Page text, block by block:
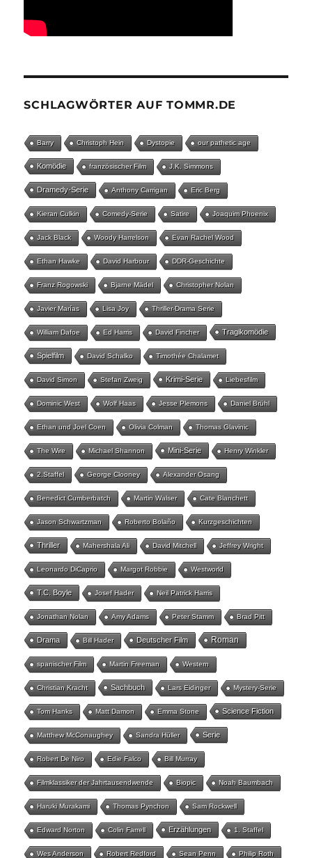
SCHLAGWÖRTER AUF TOMMR.DE
Barry Christoph Hein Dystopie our pathetic age
Komödie französischer Film J.K. Simmons
Dramedy-Serie Anthony Carrigan Eric Berg
Kieran Culkin Comedy-Serie Satire Joaquim Phoenix
Jack Black Woody Harrelson Evan Rachel Wood
Ethan Hawke David Harbour DDR-Geschichte
Franz Rogowski Bjarne Mädel Christopher Nolan
Javier Marías Lisa Joy Thriller-Drama Serie
William Dafoe Ed Harris David Fincher Tragikomödie
Spielfilm David Schalko Timothée Chalamet
David Simon Stefan Zweig Krimi-Serie Liebesfilm
Dominic West Wolf Haas Jesse Plemons Daniel Brühl
Ethan und Joel Coen Olivia Colman Thomas Glavinic
The Wire Michael Shannon Mini-Serie Henry Winkler
2.Staffel George Clooney Alexander Osang
Benedict Cumberbatch Martin Walser Cate Blanchett
Jason Schwartzman Roberto Bolaño Kurzgeschichten
Thriller Mahershala Ali David Mitchell Jeffrey Wright
Leonardo DiCaprio Margot Robbie Westworld
T.C. Boyle Josef Hader Neil Patrick Harris
Jonathan Nolan Amy Adams Peter Stamm Brad Pitt
Drama Bill Hader Deutscher Film Roman
spanischer Film Martin Freeman Western
Christian Kracht Sachbuch Lars Eidinger Mystery-Serie
Tom Hanks Matt Damon Emma Stone Science Fiction
Matthew McConaughey Sandra Hüller Serie
Robert De Niro Edie Falco Bill Murray
Filmklassiker der Jahrtausendwende Biopic Noah Baumbach
Haruki Murakami Thomas Pynchon Sam Rockwell
Edward Norton Colin Farrell Erzählungen 1. Staffel
Wes Anderson Robert Redford Sean Penn Philip Roth